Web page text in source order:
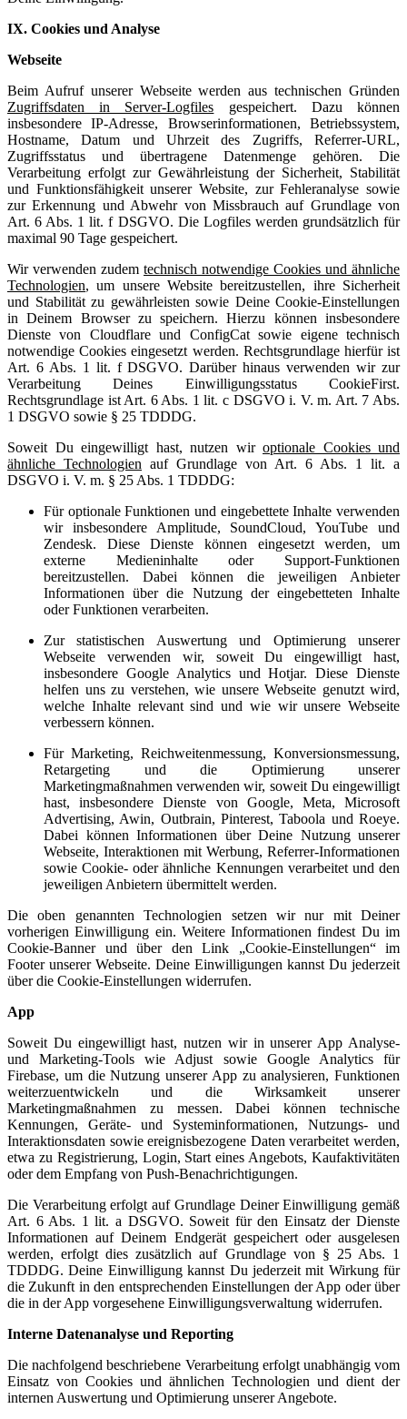
IX. Cookies und Analyse
Webseite
Beim Aufruf unserer Webseite werden aus technischen Gründen
Zugriffsdaten in Server-Logfiles gespeichert. Dazu können
insbesondere IP-Adresse, Browserinformationen, Betriebssystem,
Hostname, Datum und Uhrzeit des Zugriffs, Referrer-URL,
Zugriffsstatus und übertragene Datenmenge gehören. Die
Verarbeitung erfolgt zur Gewährleistung der Sicherheit, Stabilität
und Funktionsfähigkeit unserer Website, zur Fehleranalyse sowie
zur Erkennung und Abwehr von Missbrauch auf Grundlage von
Art. 6 Abs. 1 lit. f DSGVO. Die Logfiles werden grundsätzlich für
maximal 90 Tage gespeichert.
Wir verwenden zudem technisch notwendige Cookies und ähnliche
Technologien, um unsere Website bereitzustellen, ihre Sicherheit
und Stabilität zu gewährleisten sowie Deine Cookie-Einstellungen
in Deinem Browser zu speichern. Hierzu können insbesondere
Dienste von Cloudflare und ConfigCat sowie eigene technisch
notwendige Cookies eingesetzt werden. Rechtsgrundlage hierfür ist
Art. 6 Abs. 1 lit. f DSGVO. Darüber hinaus verwenden wir zur
Verarbeitung Deines Einwilligungsstatus CookieFirst.
Rechtsgrundlage ist Art. 6 Abs. 1 lit. c DSGVO i. V. m. Art. 7 Abs.
1 DSGVO sowie § 25 TDDDG.
Soweit Du eingewilligt hast, nutzen wir optionale Cookies und
ähnliche Technologien auf Grundlage von Art. 6 Abs. 1 lit. a
DSGVO i. V. m. § 25 Abs. 1 TDDDG:
Für optionale Funktionen und eingebettete Inhalte verwenden
wir insbesondere Amplitude, SoundCloud, YouTube und
Zendesk. Diese Dienste können eingesetzt werden, um
externe Medieninhalte oder Support-Funktionen
bereitzustellen. Dabei können die jeweiligen Anbieter
Informationen über die Nutzung der eingebetteten Inhalte
oder Funktionen verarbeiten.
Zur statistischen Auswertung und Optimierung unserer
Webseite verwenden wir, soweit Du eingewilligt hast,
insbesondere Google Analytics und Hotjar. Diese Dienste
helfen uns zu verstehen, wie unsere Webseite genutzt wird,
welche Inhalte relevant sind und wie wir unsere Webseite
verbessern können.
Für Marketing, Reichweitenmessung, Konversionsmessung,
Retargeting und die Optimierung unserer
Marketingmaßnahmen verwenden wir, soweit Du eingewilligt
hast, insbesondere Dienste von Google, Meta, Microsoft
Advertising, Awin, Outbrain, Pinterest, Taboola und Roeye.
Dabei können Informationen über Deine Nutzung unserer
Webseite, Interaktionen mit Werbung, Referrer-Informationen
sowie Cookie- oder ähnliche Kennungen verarbeitet und den
jeweiligen Anbietern übermittelt werden.
Die oben genannten Technologien setzen wir nur mit Deiner
vorherigen Einwilligung ein. Weitere Informationen findest Du im
Cookie-Banner und über den Link „Cookie-Einstellungen“ im
Footer unserer Webseite. Deine Einwilligungen kannst Du jederzeit
über die Cookie-Einstellungen widerrufen.
App
Soweit Du eingewilligt hast, nutzen wir in unserer App Analyse-
und Marketing-Tools wie Adjust sowie Google Analytics für
Firebase, um die Nutzung unserer App zu analysieren, Funktionen
weiterzuentwickeln und die Wirksamkeit unserer
Marketingmaßnahmen zu messen. Dabei können technische
Kennungen, Geräte- und Systeminformationen, Nutzungs- und
Interaktionsdaten sowie ereignisbezogene Daten verarbeitet werden,
etwa zu Registrierung, Login, Start eines Angebots, Kaufaktivitäten
oder dem Empfang von Push-Benachrichtigungen.
Die Verarbeitung erfolgt auf Grundlage Deiner Einwilligung gemäß
Art. 6 Abs. 1 lit. a DSGVO. Soweit für den Einsatz der Dienste
Informationen auf Deinem Endgerät gespeichert oder ausgelesen
werden, erfolgt dies zusätzlich auf Grundlage von § 25 Abs. 1
TDDDG. Deine Einwilligung kannst Du jederzeit mit Wirkung für
die Zukunft in den entsprechenden Einstellungen der App oder über
die in der App vorgesehene Einwilligungsverwaltung widerrufen.
Interne Datenanalyse und Reporting
Die nachfolgend beschriebene Verarbeitung erfolgt unabhängig vom
Einsatz von Cookies und ähnlichen Technologien und dient der
internen Auswertung und Optimierung unserer Angebote.